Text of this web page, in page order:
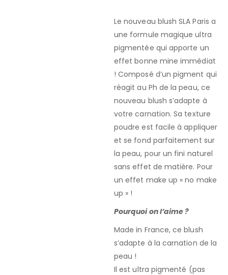
Le nouveau blush SLA Paris a
une formule magique ultra
pigmentée qui apporte un
effet bonne mine immédiat
! Composé d’un pigment qui
réagit au Ph de la peau, ce
nouveau blush s’adapte à
votre carnation. Sa texture
poudre est facile à appliquer
et se fond parfaitement sur
la peau, pour un fini naturel
sans effet de matière. Pour
un effet make up « no make
up » !
Pourquoi on l’aime ?
Made in France, ce blush
s’adapte à la carnation de la
peau !
Il est ultra pigmenté (pas